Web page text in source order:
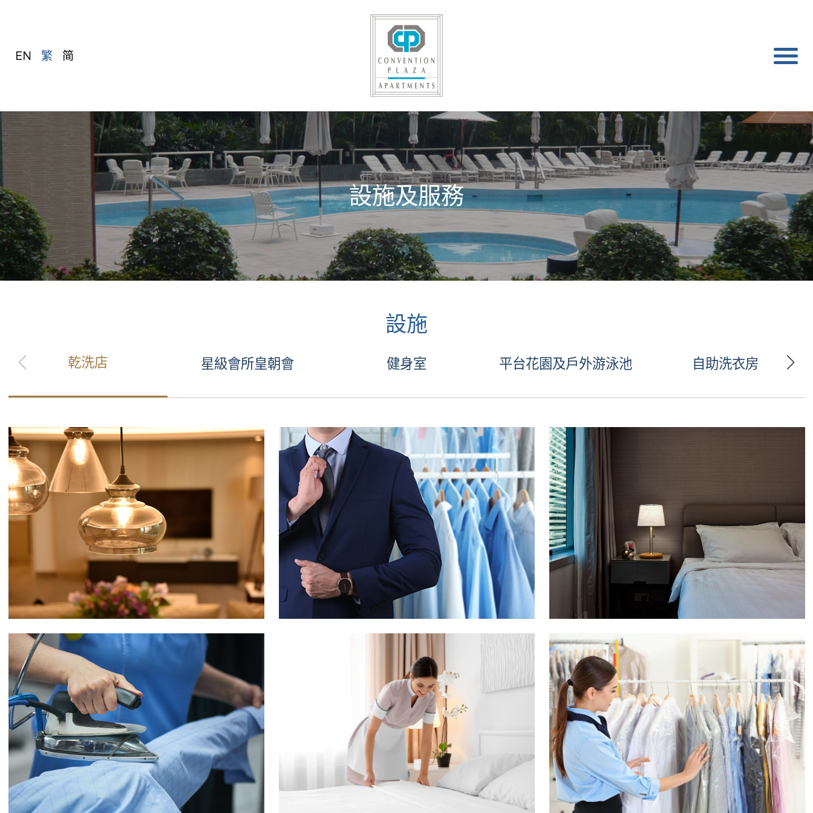
EN 繁 简
設施及服務
設施
乾洗店 星級會所皇朝會 健身室 平台花園及戶外游泳池 自助洗衣房